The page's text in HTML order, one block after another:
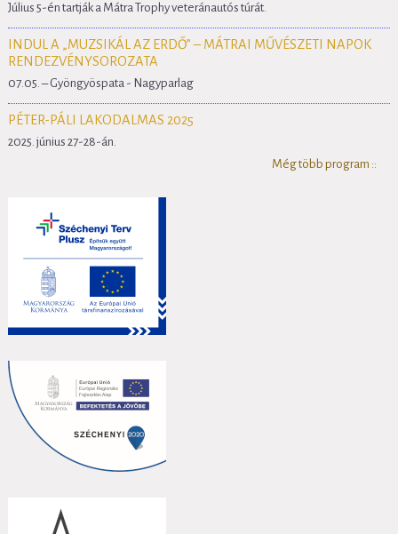
Július 5-én tartják a Mátra Trophy veteránautós túrát.
INDUL A „MUZSIKÁL AZ ERDŐ” – MÁTRAI MŰVÉSZETI NAPOK
RENDEZVÉNYSOROZATA
07.05. – Gyöngyöspata - Nagyparlag
PÉTER-PÁLI LAKODALMAS 2025
2025. június 27-28-án.
Még több program ::